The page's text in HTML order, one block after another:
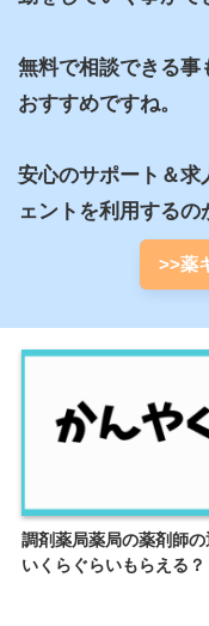
無料で相談できる事
おすすめですね。
安心のサポート＆求
ェントを利用するの
>>薬
調剤薬局薬局の薬剤師の
いくらぐらいもらえる？